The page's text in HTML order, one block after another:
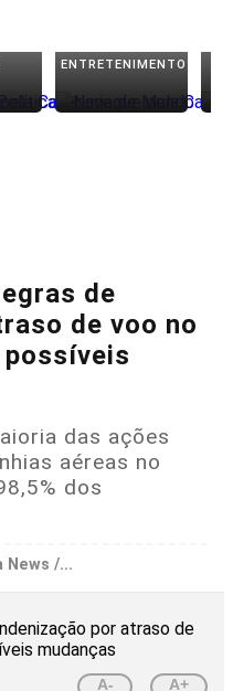
ENTRETENIMENTO
de
de voo no
das ações
aéreas no
dos
News /...
A- A+